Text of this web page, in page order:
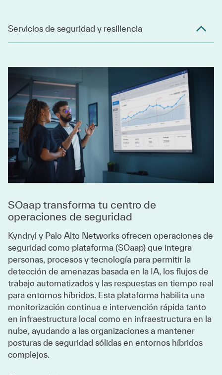
Servicios de seguridad y resiliencia
SOaap transforma tu centro de
operaciones de seguridad
Kyndryl y Palo Alto Networks ofrecen operaciones de
seguridad como plataforma (SOaap) que integra
personas, procesos y tecnología para permitir la
detección de amenazas basada en la IA, los flujos de
trabajo automatizados y las respuestas en tiempo real
para entornos híbridos. Esta plataforma habilita una
monitorización continua e intervención rápida tanto
en infraestructura local como en infraestructura en la
nube, ayudando a las organizaciones a mantener
posturas de seguridad sólidas en entornos híbridos
complejos.